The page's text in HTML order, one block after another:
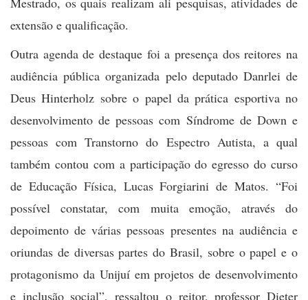
extensão e qualificação.
Outra agenda de destaque foi a presença dos reitores na
audiência pública organizada pelo deputado Danrlei de
Deus Hinterholz sobre o papel da prática esportiva no
desenvolvimento de pessoas com Síndrome de Down e
pessoas com Transtorno do Espectro Autista, a qual
também contou com a participação do egresso do curso
de Educação Física, Lucas Forgiarini de Matos. “Foi
possível constatar, com muita emoção, através do
depoimento de várias pessoas presentes na audiência e
oriundas de diversas partes do Brasil, sobre o papel e o
protagonismo da Unijuí em projetos de desenvolvimento
e inclusão social”, ressaltou o reitor, professor Dieter